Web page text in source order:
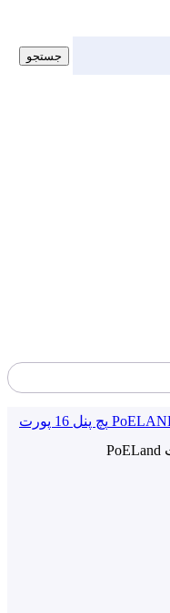
جستجو
پچ پنل 16 پورت